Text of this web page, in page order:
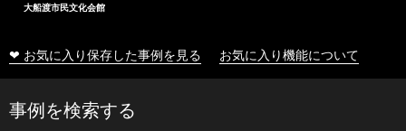
大船渡市民文化会館
❤ お気に入り保存した事例を見る お気に入り機能について
事例を検索する